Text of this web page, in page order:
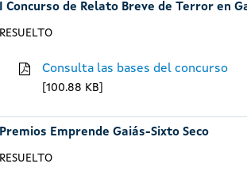
I Concurso de Relato Breve de Terror en
RESUELTO
Consulta las bases del concurso
100.88 KB
Premios Emprende Gaiás-Sixto Seco
RESUELTO